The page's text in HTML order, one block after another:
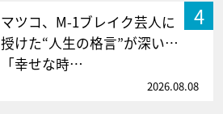
4
マツコ、M-1ブレイク芸人に
授けた“人生の格言”が深い…
「幸せな時…
2026.08.08